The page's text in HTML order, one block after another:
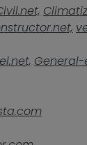
General-